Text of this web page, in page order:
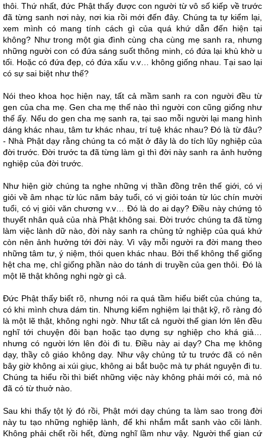
thôi. Thứ nhất, đức Phật thấy được con người từ vô số kiếp về trước
đã từng sanh nơi này, nơi kia rồi mới đến đây. Chúng ta tự kiểm lại,
xem mình có mang tính cách gì của quá khứ dẫn đến hiện tại
không? Như trong một gia đình cùng cha cùng mẹ sanh ra, nhưng
những người con có đứa sáng suốt thông minh, có đứa lại khù khờ u
tối. Hoặc có đứa đẹp, có đứa xấu v.v… không giống nhau. Tại sao lại
có sự sai biệt như thế?
Nói theo khoa học hiện nay, tất cả mầm sanh ra con người đều từ
gen của cha mẹ. Gen cha mẹ thế nào thì người con cũng giống như
thế ấy. Nếu do gen cha mẹ sanh ra, tại sao mỗi người lại mang hình
dáng khác nhau, tâm tư khác nhau, trí tuệ khác nhau? Đó là từ đâu?
- Nhà Phật dạy rằng chúng ta có mặt ở đây là do tích lũy nghiệp của
đời trước. Đời trước ta đã từng làm gì thì đời này sanh ra ảnh hưởng
nghiệp của đời trước.
Như hiện giờ chúng ta nghe những vị thần đồng trên thế giới, có vị
giỏi về âm nhạc từ lúc năm bảy tuổi, có vị giỏi toán từ lúc chín mười
tuổi, có vị giỏi văn chương v.v… Đó là do ai dạy? Điều này chứng tỏ
thuyết nhân quả của nhà Phật không sai. Đời trước chúng ta đã từng
làm việc lành dữ nào, đời này sanh ra chủng tử nghiệp của quá khứ
còn nên ảnh hưởng tới đời này. Vì vậy mỗi người ra đời mang theo
những tâm tư, ý niệm, thói quen khác nhau. Bởi thế không thể giống
hệt cha mẹ, chỉ giống phần nào do tánh di truyền của gen thôi. Đó là
một lẽ thật không nghi ngờ gì cả.
Đức Phật thấy biết rõ, nhưng nói ra quá tầm hiểu biết của chúng ta,
có khi mình chưa dám tin. Nhưng kiểm nghiệm lại thật kỹ, rõ ràng đó
là một lẽ thật, không nghi ngờ. Như tất cả người thế gian lớn lên đều
nghĩ tới chuyện đôi bạn hoặc tạo dựng sự nghiệp cho khá giả…
nhưng có người lớn lên đòi đi tu. Điều này ai dạy? Cha mẹ không
dạy, thầy cô giáo không dạy. Như vậy chủng tử tu trước đã có nên
bây giờ không ai xúi giục, không ai bắt buộc mà tự phát nguyện đi tu.
Chúng ta hiểu rồi thì biết những việc này không phải mới có, mà nó
đã có từ thuở nào.
Sau khi thấy tột lý đó rồi, Phật mới dạy chúng ta làm sao trong đời
này tu tạo những nghiệp lành, để khi nhắm mắt sanh vào cõi lành.
Không phải chết rồi hết, đừng nghĩ lầm như vậy. Người thế gian cứ